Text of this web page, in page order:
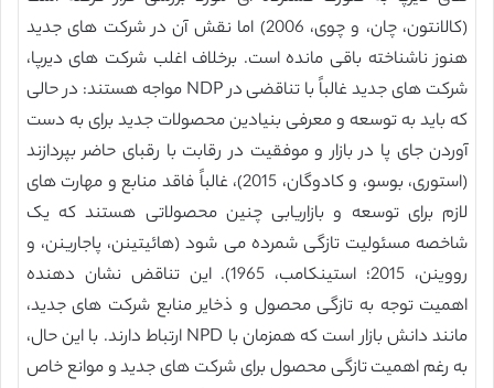
(کالانتون، چان، و چوی، 2006) اما نقش آن در شرکت های جدید
هنوز ناشناخته باقی مانده است. برخلاف اغلب شرکت های دیرپا،
شرکت های جدید غالباً با تناقضی در NDP مواجه هستند: در حالی
که باید به توسعه و معرفی بنیادین محصولات جدید برای به دست
آوردن جای پا در بازار و موفقیت در رقابت با رقبای حاضر بپردازند
(استوری، بوسو، و کادوگان، 2015)، غالباً فاقد منابع و مهارت های
لازم برای توسعه و بازاریابی چنین محصولاتی هستند که یک
شاخصه مسئولیت تازگی شمرده می شود (هائیتینن، پاجارینن، و
رووینن، 2015؛ استینکامب، 1965). این تناقض نشان دهنده
اهمیت توجه به تازگی محصول و ذخایر منابع شرکت های جدید،
مانند دانش بازار است که همزمان با NPD ارتباط دارند. با این حال،
به رغم اهمیت تازگی محصول برای شرکت های جدید و موانع خاص